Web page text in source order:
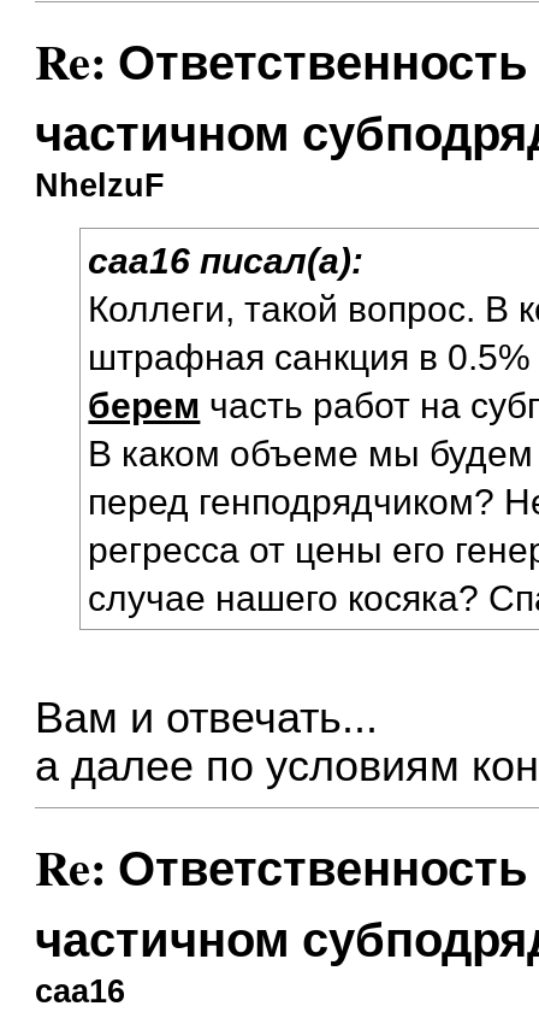
Re:
частичном
NhelzuF
caa16 писал(а):
Коллеги, такой вопрос. В
штрафная санкция в
берем часть работ на
В каком объеме мы будем
перед генподрядчиком?
регресса от цены его
случае нашего косяка?
Вам и отвечать...
а далее по условиям
Re:
частичном
caa16